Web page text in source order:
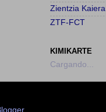
Zientzia Kaiera
ZTF-FCT
KIMIKARTE
Cargando...
.